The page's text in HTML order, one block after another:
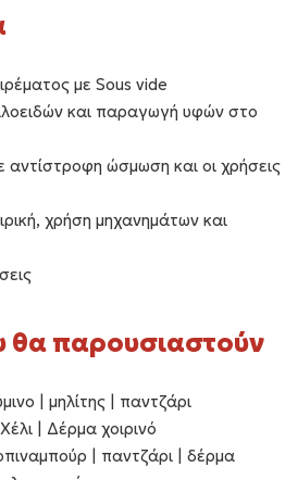
με Sous vide
και παραγωγή υφών στο
αντίστροφη ώσμωση και οι χρήσεις
χρήση μηχανημάτων και
θα παρουσιαστούν
| μηλίτης | παντζάρι
| Δέρμα χοιρινό
| παντζάρι | δέρμα